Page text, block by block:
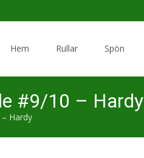
Hem Rullar Spön
#9/10 – Hardy
Hardy